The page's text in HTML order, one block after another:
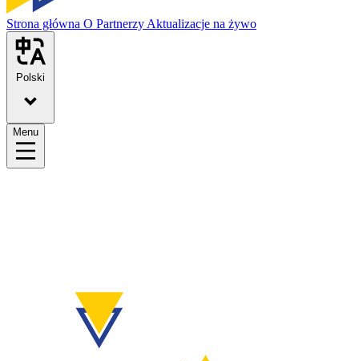
Strona główna O Partnerzy Aktualizacje na żywo
Polski
Menu